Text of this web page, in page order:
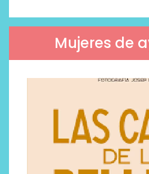
Mujeres de